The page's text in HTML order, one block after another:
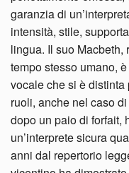
garanzia di
intensità, stile,
lingua. Il suo Macbeth,
tempo stesso umano,
vocale che si è
ruoli, anche nel caso
dopo un paio di forfait,
un’interprete sicura
anni dal repertorio